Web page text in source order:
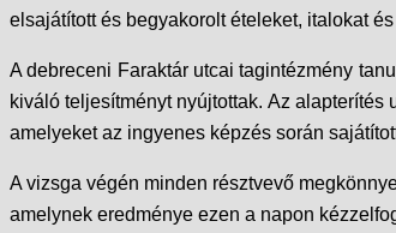
elsajátított és begyakorolt ételeket, italokat és
A debreceni Faraktár utcai tagintézmény
kiváló teljesítményt nyújtottak. Az
amelyeket az ingyenes képzés során
A vizsga végén minden résztvevő
amelynek eredménye ezen a napon